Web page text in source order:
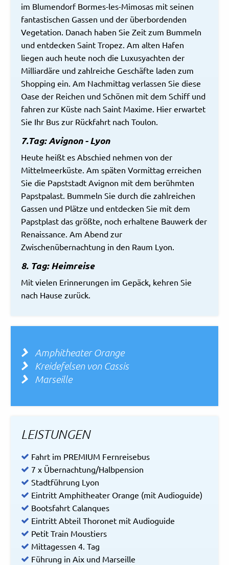
im Blumendorf Bormes-les-Mimosas mit seinen
fantastischen Gassen und der überbordenden
Vegetation. Danach haben Sie Zeit zum Bummeln
und entdecken Saint Tropez. Am alten Hafen
liegen auch heute noch die Luxusyachten der
Milliardäre und zahlreiche Geschäfte laden zum
Shopping ein. Am Nachmittag verlassen Sie diese
Oase der Reichen und Schönen mit dem Schiff und
fahren zur Küste nach Saint Maxime. Hier erwartet
Sie Ihr Bus zur Rückfahrt nach Toulon.
7.Tag: Avignon - Lyon
Heute heißt es Abschied nehmen von der
Mittelmeerküste. Am späten Vormittag erreichen
Sie die Papststadt Avignon mit dem berühmten
Papstpalast. Bummeln Sie durch die zahlreichen
Gassen und Plätze und entdecken Sie mit dem
Papstplast das größte, noch erhaltene Bauwerk der
Renaissance. Am Abend zur
Zwischenübernachtung in den Raum Lyon.
8. Tag: Heimreise
Mit vielen Erinnerungen im Gepäck, kehren Sie
nach Hause zurück.
Amphitheater Orange
Kreidefelsen von Cassis
Marseille
LEISTUNGEN
Fahrt im PREMIUM Fernreisebus
7 x Übernachtung/Halbpension
Stadtführung Lyon
Eintritt Amphitheater Orange (mit Audioguide)
Bootsfahrt Calanques
Eintritt Abteil Thoronet mit Audioguide
Petit Train Moustiers
Mittagessen 4. Tag
Führung in Aix und Marseille